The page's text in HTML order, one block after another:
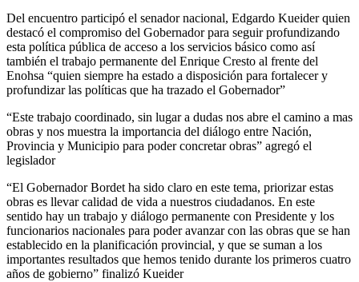
Del encuentro participó el senador nacional, Edgardo Kueider quien
destacó el compromiso del Gobernador para seguir profundizando
esta política pública de acceso a los servicios básico como así
también el trabajo permanente del Enrique Cresto al frente del
Enohsa “quien siempre ha estado a disposición para fortalecer y
profundizar las políticas que ha trazado el Gobernador”
“Este trabajo coordinado, sin lugar a dudas nos abre el camino a mas
obras y nos muestra la importancia del diálogo entre Nación,
Provincia y Municipio para poder concretar obras” agregó el
legislador
“El Gobernador Bordet ha sido claro en este tema, priorizar estas
obras es llevar calidad de vida a nuestros ciudadanos. En este
sentido hay un trabajo y diálogo permanente con Presidente y los
funcionarios nacionales para poder avanzar con las obras que se han
establecido en la planificación provincial, y que se suman a los
importantes resultados que hemos tenido durante los primeros cuatro
años de gobierno” finalizó Kueider